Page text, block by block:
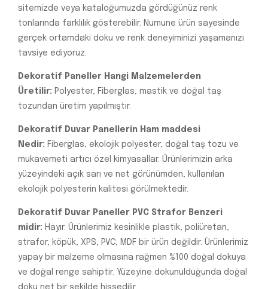
sitemizde veya kataloğumuzda gördüğünüz renk
tonlarında farklılık gösterebilir. Numune ürün sayesinde
gerçek ortamdaki doku ve renk deneyiminizi yaşamanızı
tavsiye ediyoruz.
Dekoratif Paneller Hangi Malzemelerden
Üretilir: Polyester, Fiberglas, mastik ve doğal taş
tozundan üretim yapılmıştır.
Dekoratif Duvar Panellerin Ham maddesi
Nedir: Fiberglas, ekolojik polyester, doğal taş tozu ve
mukavemeti artıcı özel kimyasallar. Ürünlerimizin arka
yüzeyindeki açık sarı ve net görünümden, kullanılan
ekolojik polyesterin kalitesi görülmektedir.
Dekoratif Duvar Paneller PVC Strafor Benzeri
midir: Hayır. Ürünlerimiz kesinlikle plastik, poliüretan,
strafor, köpük, XPS, PVC, MDF bir ürün değildir. Ürünlerimiz
yapay bir malzeme olmasına rağmen %100 doğal dokuya
ve doğal renge sahiptir. Yüzeyine dokunulduğunda doğal
doku net bir şekilde hissedilir.